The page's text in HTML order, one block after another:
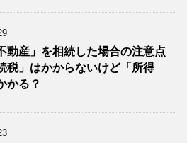
動産」を相続した場合の注意点
税」はかからないけど「所得
かる？